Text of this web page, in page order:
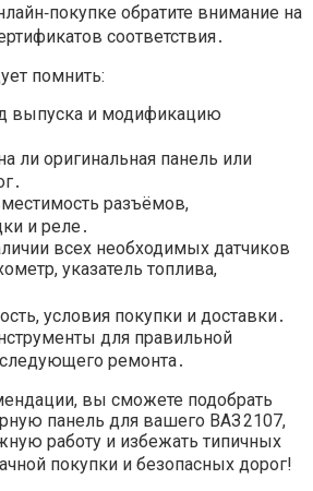
обратите внимание на
соответствия․
помнить:
выпуска и модификацию
ли оригинальная панель или
разъёмов,
и реле․
всех необходимых датчиков
указатель топлива,
условия покупки и доставки․
для правильной
ремонта․
вы сможете подобрать
панель для вашего ВАЗ 2107,
работу и избежать типичных
покупки и безопасных дорог!